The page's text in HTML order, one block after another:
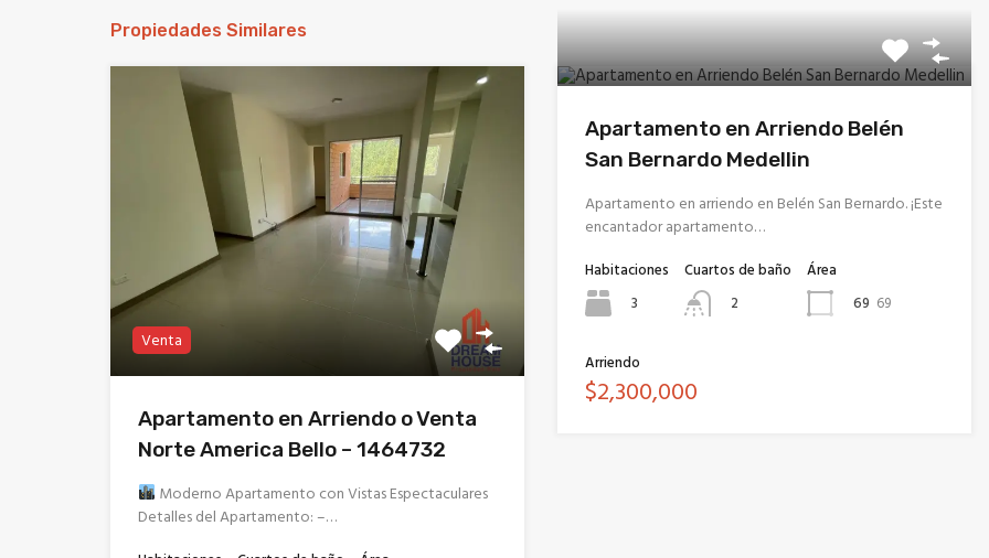
Propiedades Similares
Venta
Apartamento en Arriendo o Venta
Norte America Bello – 1464732
Moderno Apartamento con Vistas Espectaculares
Detalles del Apartamento: –…
Apartamento en Arriendo Belén
San Bernardo Medellin
Apartamento en arriendo en Belén San Bernardo. ¡Este
encantador apartamento…
Habitaciones
3
Cuartos de baño
2
Área
69 69
Arriendo
$2,300,000